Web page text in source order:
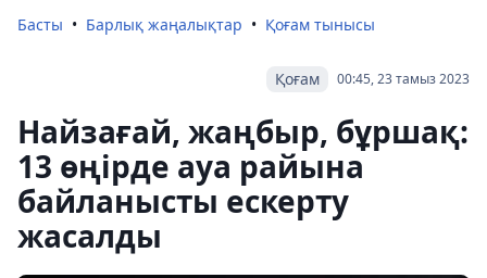
Басты Барлық жаңалықтар Қоғам тынысы
00:45, 23 тамыз 2023
Қоғам
Найзағай, жаңбыр, бұршақ:
13 өңірде ауа райына
байланысты ескерту
жасалды